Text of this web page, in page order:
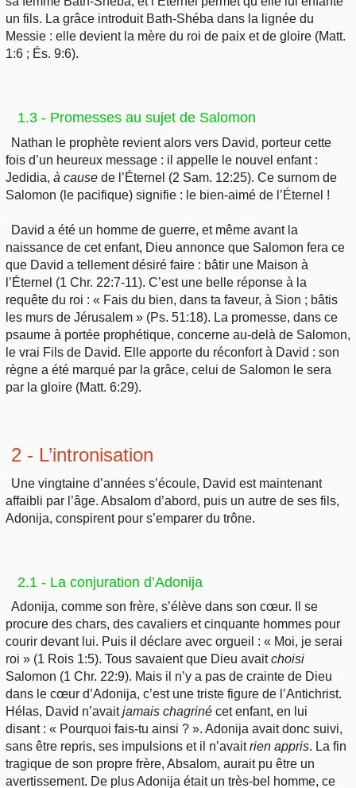
un fils. La grâce introduit Bath-Shéba dans la lignée du
Messie : elle devient la mère du roi de paix et de gloire (Matt.
1:6 ; És. 9:6).
1.3 - Promesses au sujet de Salomon
Nathan le prophète revient alors vers David, porteur cette
fois d’un heureux message : il appelle le nouvel enfant :
Jedidia, à cause de l’Éternel (2 Sam. 12:25). Ce surnom de
Salomon (le pacifique) signifie : le bien-aimé de l’Éternel !
David a été un homme de guerre, et même avant la
naissance de cet enfant, Dieu annonce que Salomon fera ce
que David a tellement désiré faire : bâtir une Maison à
l’Éternel (1 Chr. 22:7-11). C’est une belle réponse à la
requête du roi : « Fais du bien, dans ta faveur, à Sion ; bâtis
les murs de Jérusalem » (Ps. 51:18). La promesse, dans ce
psaume à portée prophétique, concerne au-delà de Salomon,
le vrai Fils de David. Elle apporte du réconfort à David : son
règne a été marqué par la grâce, celui de Salomon le sera
par la gloire (Matt. 6:29).
2 - L’intronisation
Une vingtaine d’années s’écoule, David est maintenant
affaibli par l’âge. Absalom d’abord, puis un autre de ses fils,
Adonija, conspirent pour s’emparer du trône.
2.1 - La conjuration d’Adonija
Adonija, comme son frère, s’élève dans son cœur. Il se
procure des chars, des cavaliers et cinquante hommes pour
courir devant lui. Puis il déclare avec orgueil : « Moi, je serai
roi » (1 Rois 1:5). Tous savaient que Dieu avaitchoisi
Salomon (1 Chr. 22:9). Mais il n’y a pas de crainte de Dieu
dans le cœur d’Adonija, c’est une triste figure de l’Antichrist.
Hélas, David n’avaitjamais chagriné cet enfant, en lui
disant : « Pourquoi fais-tu ainsi ? ». Adonija avait donc suivi,
sans être repris, ses impulsions et il n’avaitrien appris. La fin
tragique de son propre frère, Absalom, aurait pu être un
avertissement. De plus Adonija était un très-bel homme, ce